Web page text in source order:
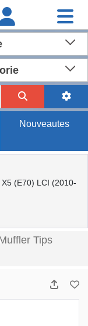
Nouveautes
(E70) LCI (2010-
Tips